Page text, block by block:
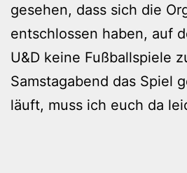
gesehen, dass sich die
entschlossen haben, auf
U&D keine Fußballspiele
Samstagabend das Spiel
läuft, muss ich euch da